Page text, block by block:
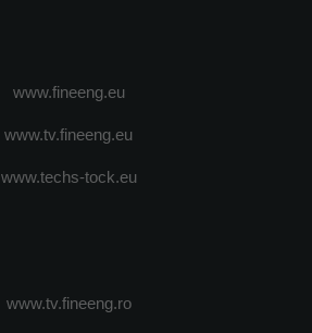
www.fineeng.eu
www.tv.fineeng.eu
www.techs-tock.eu
www.tv.fineeng.ro